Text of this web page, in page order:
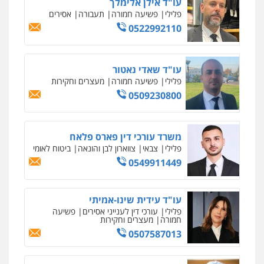
פלילי פשיעה חמורה תעבורה אסירים
0522992110
עו"ד שאדי נאטור
פלילי פשיעה חמורה מעצרים וחקירות
0509230800
משרד עורכי דין פארס פלאח
פלילי צבאי צווארון לבן והונאה ביטוח לאומי
0549911449
עו"ד עידית שינו-אמיתי
פלילי עורכי דין לענייני אסירים פשיעה
חמורה מעצרים וחקירות
0507587013